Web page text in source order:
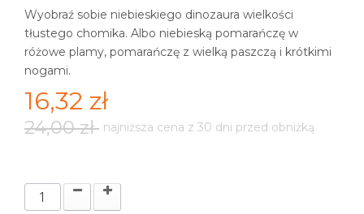
Wyobraź sobie niebieskiego dinozaura wielkości
tłustego chomika. Albo niebieską pomarańczę w
różowe plamy, pomarańczę z wielką paszczą i krótkimi
nogami.
16,32 zł
24,00 zł najniższa cena z 30 dni przed obniżką